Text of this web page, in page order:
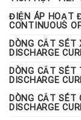
ĐIỆN ÁP HOẠT
CONTINUOUS
DÒNG CẮT SÉT
DISCHARGE
DÒNG CẮT
DISCHARGE
DÒNG CẮT
DISCHARGE